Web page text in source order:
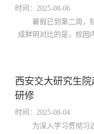
时间：2025-08-06
暑假已到第二周，
成鲜明对比的是，校园
离校后才能开始实施，
期非常有限。后勤保障
干部暑期施工项目包抓
西安交大研究生
研修
时间：2025-08-04
为深入学习贯彻习